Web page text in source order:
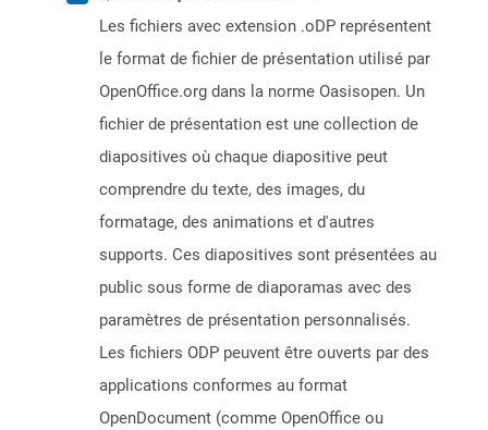
Les fichiers avec extension .oDP représentent
le format de fichier de présentation utilisé par
OpenOffice.org dans la norme Oasisopen. Un
fichier de présentation est une collection de
diapositives où chaque diapositive peut
comprendre du texte, des images, du
formatage, des animations et d'autres
supports. Ces diapositives sont présentées au
public sous forme de diaporamas avec des
paramètres de présentation personnalisés.
Les fichiers ODP peuvent être ouverts par des
applications conformes au format
OpenDocument (comme OpenOffice ou